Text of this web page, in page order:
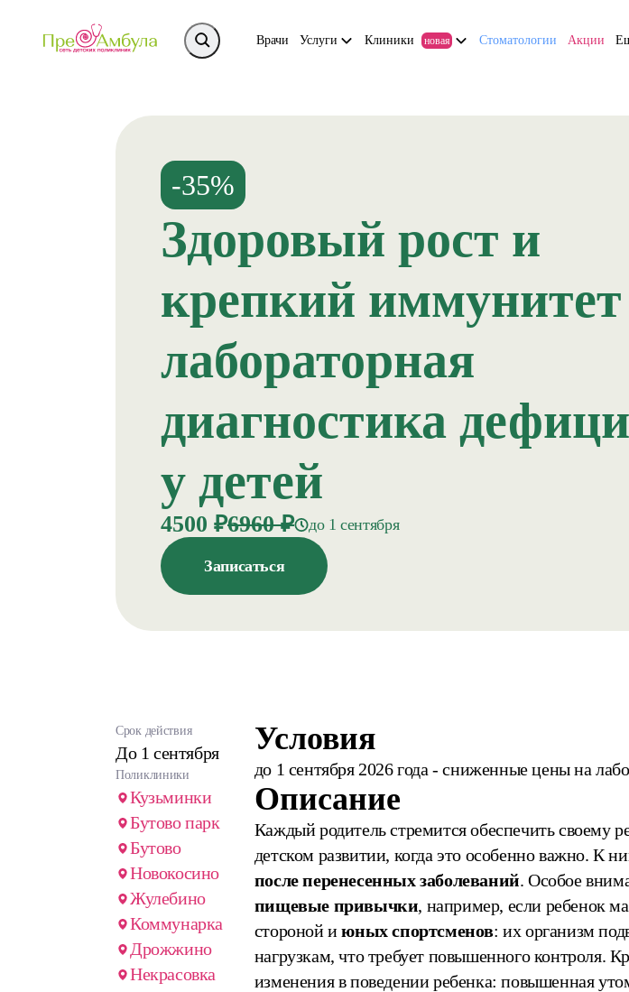
Врачи Услуги Клиники новая Стоматологии Акции
-35%
Здоровый рост и
крепкий
лабораторная
диагностика
у детей
4500 ₽6960 ₽ до 1 сентября
Записаться
Срок действия
До 1 сентября
Поликлиники
Кузьминки
Бутово парк
Бутово
Новокосино
Жулебино
Коммунарка
Дрожжино
Некрасовка
Условия
до 1 сентября 2026 года - сниженные цены на
Описание
Каждый родитель стремится обеспечить своему
детском развитии, когда это особенно важно. К
после перенесенных заболеваний. Особое
пищевые привычки, например, если ребенок
стороной июных спортсменов: их организм
нагрузкам, что требует повышенного контроля.
изменения в поведении ребенка: повышенная